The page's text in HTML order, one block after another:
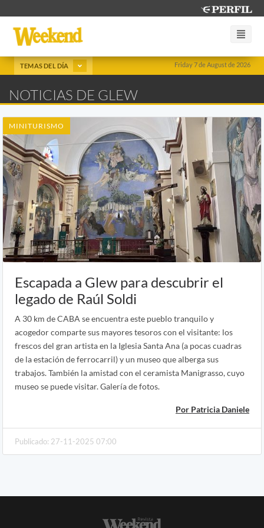
Friday 7 de August de 2026
TEMAS DEL DÍA
NOTICIAS DE GLEW
MINITURISMO
Escapada a Glew para descubrir el
legado de Raúl Soldi
A 30 km de CABA se encuentra este pueblo tranquilo y
acogedor comparte sus mayores tesoros con el visitante: los
frescos del gran artista en la Iglesia Santa Ana (a pocas cuadras
de la estación de ferrocarril) y un museo que alberga sus
trabajos. También la amistad con el ceramista Manigrasso, cuyo
museo se puede visitar. Galería de fotos.
Por Patricia Daniele
Publicado: 27-11-2025 07:00